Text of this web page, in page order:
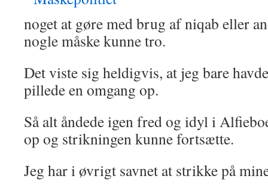
noget at gøre med brug af niqab eller
nogle måske kunne tro.
Det viste sig heldigvis, at jeg bare
pillede en omgang op.
Så alt åndede igen fred og idyl i
op og strikningen kunne fortsætte.
Jeg har i øvrigt savnet at strikke på